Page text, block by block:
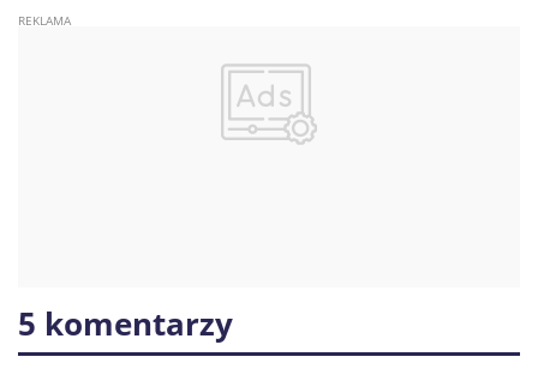
5 komentarzy